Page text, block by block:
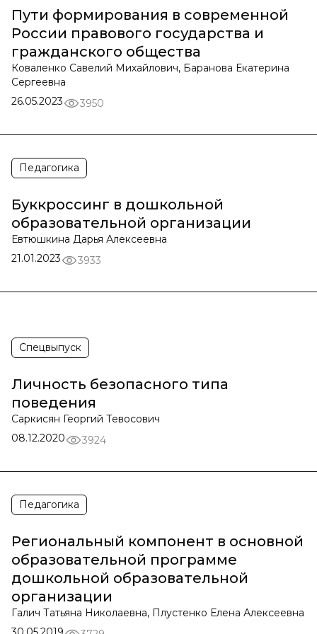
Пути формирования в современной
России правового государства и
гражданского общества
Коваленко Савелий Михайлович, Баранова Екатерина
Сергеевна
26.05.2023
3950
Педагогика
Буккроссинг в дошкольной
образовательной организации
Евтюшкина Дарья Алексеевна
21.01.2023
3933
Спецвыпуск
Личность безопасного типа
поведения
Саркисян Георгий Тевосович
08.12.2020
3924
Педагогика
Региональный компонент в основной
образовательной программе
дошкольной образовательной
организации
Галич Татьяна Николаевна, Плустенко Елена Алексеевна